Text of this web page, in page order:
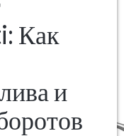
Как
и